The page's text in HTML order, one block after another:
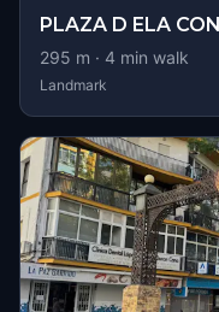
PLAZA D ELA
295 m · 4 min walk
Landmark